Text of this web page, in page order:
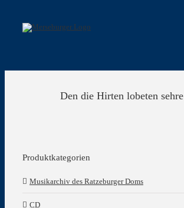
content
Den die Hirten lobeten sehre
Produktkategorien
Musikarchiv des Ratzeburger Doms
CD